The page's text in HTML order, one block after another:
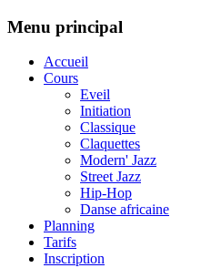
Menu principal
Accueil
Cours
Eveil
Initiation
Classique
Claquettes
Modern' Jazz
Street Jazz
Hip-Hop
Danse africaine
Planning
Tarifs
Inscription